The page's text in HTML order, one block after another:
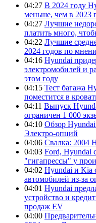
04:27 В 2024 году
меньше, чем в 2023
04:27 Лучшие
платить много,
04:22 Лучшие
2024 годов по
04:16 Hyundai
электромобилей и
этом году
04:15 Тест багажа
поместится в
04:11 Выпуск
ограничен 1 000
04:10 Обзор
Электро-опций
04:06 Свалка: 2004
04:03 Ford, Hyundai
"гигапрессы" у
04:02 Hyundai и Kia
автомобилей из-за
04:01 Hyundai
устройство и
продаж EV
04:00